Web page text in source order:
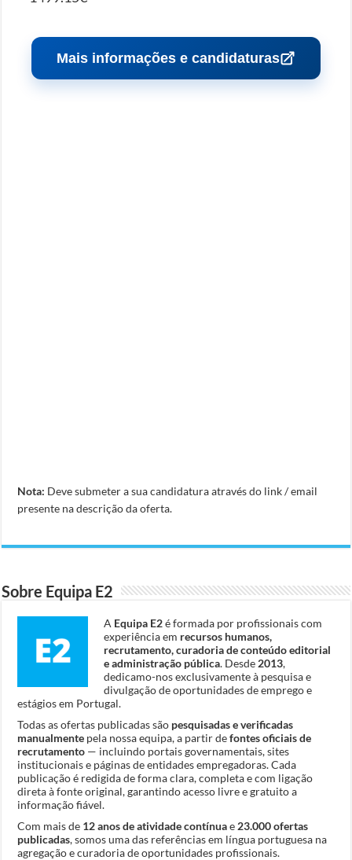
Mais informações e candidaturas
Nota: Deve submeter a sua candidatura através do link / email
presente na descrição da oferta.
Sobre Equipa E2
A Equipa E2é formada por profissionais com
experiência em recursos humanos,
recrutamento, curadoria de conteúdo editorial
e administração pública. Desde 2013,
dedicamo-nos exclusivamente à pesquisa e
divulgação de oportunidades de emprego e
estágios em Portugal.
Todas as ofertas publicadas são pesquisadas e verificadas
manualmente pela nossa equipa, a partir defontes oficiais de
recrutamento — incluindo portais governamentais, sites
institucionais e páginas de entidades empregadoras. Cada
publicação é redigida de forma clara, completa e com ligação
direta à fonte original, garantindo acesso livre e gratuito a
informação fiável.
Com mais de 12 anos de atividade contínuae 23.000 ofertas
publicadas, somos uma das referências em língua portuguesa na
agregação e curadoria de oportunidades profissionais.